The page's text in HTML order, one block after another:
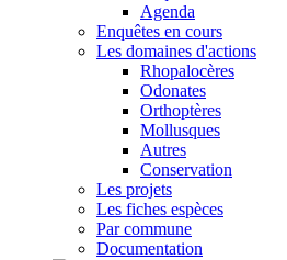
Agenda
Enquêtes en cours
Les domaines d'actions
Rhopalocères
Odonates
Orthoptères
Mollusques
Autres
Conservation
Les projets
Les fiches espèces
Par commune
Documentation